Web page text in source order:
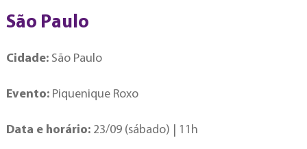
São Paulo
Cidade: São Paulo
Evento: Piquenique Roxo
Data e horário: 23/09 (sábado) | 11h